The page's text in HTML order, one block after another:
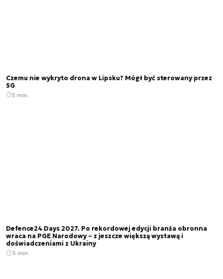
Czemu nie wykryto drona w Lipsku? Mógł być sterowany przez
5G
5 min.
Defence24 Days 2027. Po rekordowej edycji branża obronna
wraca na PGE Narodowy – z jeszcze większą wystawą i
doświadczeniami z Ukrainy
3 min.